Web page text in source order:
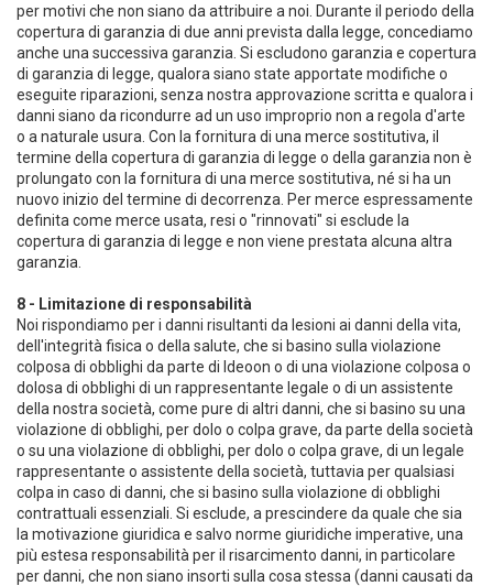
per motivi che non siano da attribuire a noi. Durante il periodo della
copertura di garanzia di due anni prevista dalla legge, concediamo
anche una successiva garanzia. Si escludono garanzia e copertura
di garanzia di legge, qualora siano state apportate modifiche o
eseguite riparazioni, senza nostra approvazione scritta e qualora i
danni siano da ricondurre ad un uso improprio non a regola d'arte
o a naturale usura. Con la fornitura di una merce sostitutiva, il
termine della copertura di garanzia di legge o della garanzia non è
prolungato con la fornitura di una merce sostitutiva, né si ha un
nuovo inizio del termine di decorrenza. Per merce espressamente
definita come merce usata, resi o "rinnovati" si esclude la
copertura di garanzia di legge e non viene prestata alcuna altra
garanzia.
8 - Limitazione di responsabilità
Noi rispondiamo per i danni risultanti da lesioni ai danni della vita,
dell'integrità fisica o della salute, che si basino sulla violazione
colposa di obblighi da parte di Ideoon o di una violazione colposa o
dolosa di obblighi di un rappresentante legale o di un assistente
della nostra società, come pure di altri danni, che si basino su una
violazione di obblighi, per dolo o colpa grave, da parte della società
o su una violazione di obblighi, per dolo o colpa grave, di un legale
rappresentante o assistente della società, tuttavia per qualsiasi
colpa in caso di danni, che si basino sulla violazione di obblighi
contrattuali essenziali. Si esclude, a prescindere da quale che sia
la motivazione giuridica e salvo norme giuridiche imperative, una
più estesa responsabilità per il risarcimento danni, in particolare
per danni, che non siano insorti sulla cosa stessa (danni causati da